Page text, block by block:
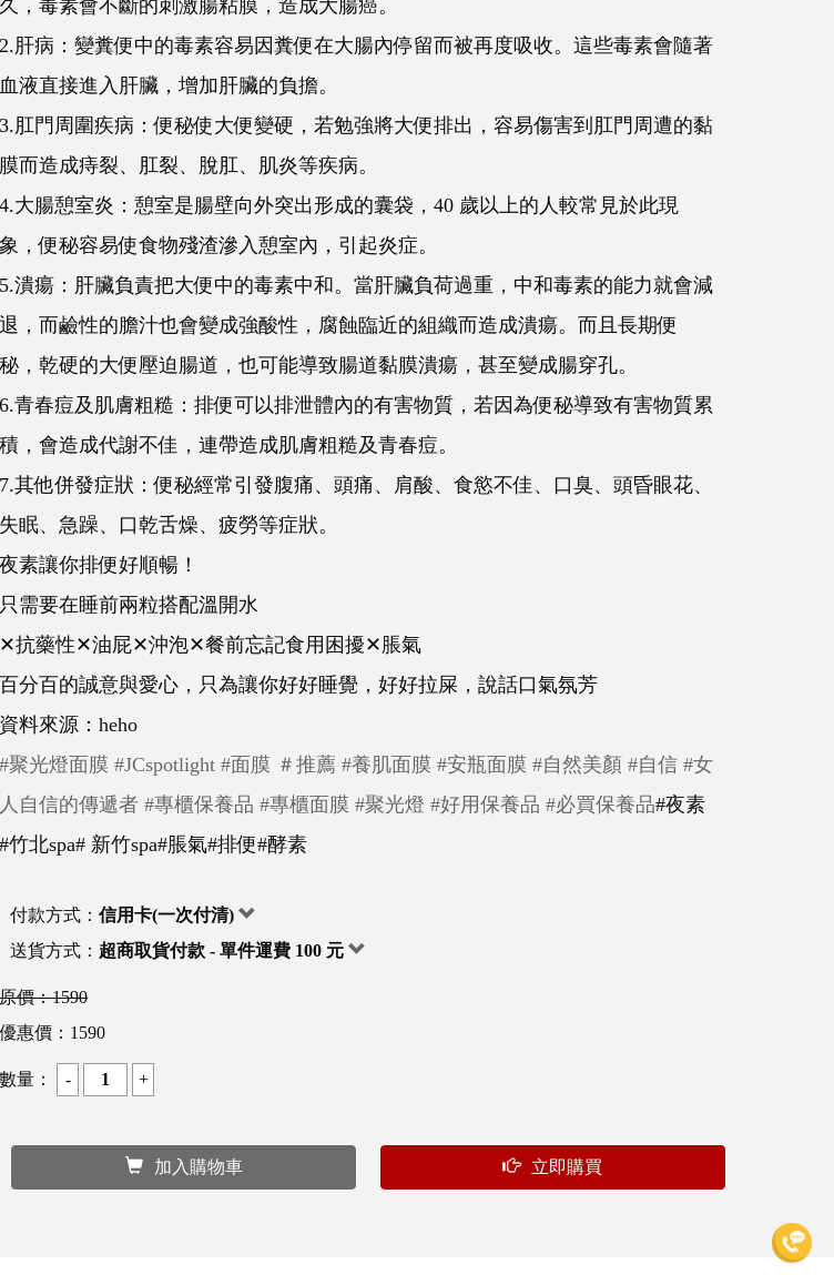
久，毒素會不斷的刺激腸粘膜，造成大腸癌。
2.肝病：變糞便中的毒素容易因糞便在大腸內停留而被再度吸收。這些毒素會隨著
血液直接進入肝臟，增加肝臟的負擔。
3.肛門周圍疾病：便秘使大便變硬，若勉強將大便排出，容易傷害到肛門周遭的黏
膜而造成痔裂、肛裂、脫肛、肌炎等疾病。
4.大腸憩室炎：憩室是腸壁向外突出形成的囊袋，40 歲以上的人較常見於此現
象，便秘容易使食物殘渣滲入憩室內，引起炎症。
5.潰瘍：肝臟負責把大便中的毒素中和。當肝臟負荷過重，中和毒素的能力就會減
退，而鹼性的膽汁也會變成強酸性，腐蝕臨近的組織而造成潰瘍。而且長期便
秘，乾硬的大便壓迫腸道，也可能導致腸道黏膜潰瘍，甚至變成腸穿孔。
6.青春痘及肌膚粗糙：排便可以排泄體內的有害物質，若因為便秘導致有害物質累
積，會造成代謝不佳，連帶造成肌膚粗糙及青春痘。
7.其他併發症狀：便秘經常引發腹痛、頭痛、肩酸、食慾不佳、口臭、頭昏眼花、
失眠、急躁、口乾舌燥、疲勞等症狀。
夜素讓你排便好順暢！
只需要在睡前兩粒搭配溫開水
✕抗藥性✕油屁✕沖泡✕餐前忘記食用困擾✕脹氣
百分百的誠意與愛心，只為讓你好好睡覺，好好拉屎，說話口氣氛芳
資料來源：heho
#聚光燈面膜 #JCspotlight #面膜 ＃推薦 #養肌面膜 #安瓶面膜 #自然美顏 #自信 #女
人自信的傳遞者 #專櫃保養品 #專櫃面膜 #聚光燈 #好用保養品 #必買保養品#夜素
#竹北spa# 新竹spa#脹氣#排便#酵素
付款方式：信用卡(一次付清)
送貨方式： 超商取貨付款 - 單件運費 100 元
原價：1590
優惠價： 1590
數量：
加入購物車 立即購買